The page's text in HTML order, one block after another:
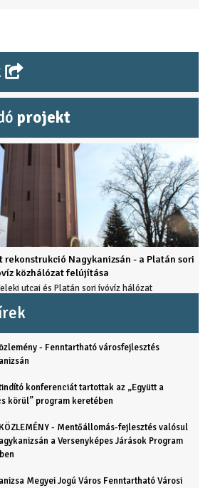
projekt
rekonstrukció Nagykanizsán - a Platán sori
közhálózat felújítása
utcai és Platán sori ívóvíz hálózat
- Fenntartható városfejlesztés
konferenciát tartottak az „Együtt a
körül” program keretében
- Mentőállomás-fejlesztés valósul
a Versenyképes Járások Program
Megyei Jogú Város Fenntartható Városi